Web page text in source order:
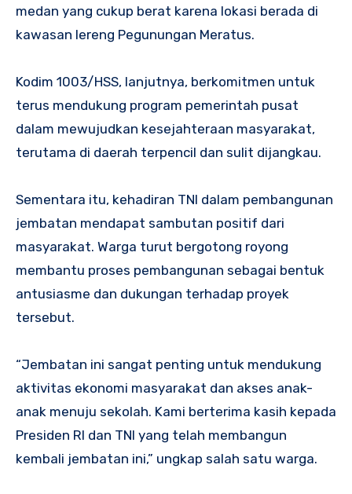
medan yang cukup berat karena lokasi berada di
kawasan lereng Pegunungan Meratus.
Kodim 1003/HSS, lanjutnya, berkomitmen untuk
terus mendukung program pemerintah pusat
dalam mewujudkan kesejahteraan masyarakat,
terutama di daerah terpencil dan sulit dijangkau.
Sementara itu, kehadiran TNI dalam pembangunan
jembatan mendapat sambutan positif dari
masyarakat. Warga turut bergotong royong
membantu proses pembangunan sebagai bentuk
antusiasme dan dukungan terhadap proyek
tersebut.
“Jembatan ini sangat penting untuk mendukung
aktivitas ekonomi masyarakat dan akses anak-
anak menuju sekolah. Kami berterima kasih kepada
Presiden RI dan TNI yang telah membangun
kembali jembatan ini,” ungkap salah satu warga.